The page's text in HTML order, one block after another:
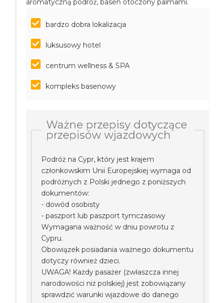
aromatyczną podróż, basen otoczony palmami.
bardzo dobra lokalizacja
luksusowy hotel
centrum wellness & SPA
kompleks basenowy
Ważne przepisy dotyczące
przepisów wjazdowych
Podróż na Cypr, który jest krajem
członkowskim Unii Europejskiej wymaga od
podróżnych z Polski jednego z poniższych
dokumentów:
- dowód osobisty
- paszport lub paszport tymczasowy
Wymagana ważność w dniu powrotu z
Cypru.
Obowiązek posiadania ważnego dokumentu
dotyczy również dzieci.
UWAGA! Każdy pasażer (zwłaszcza innej
narodowości niż polskiej) jest zobowiązany
sprawdzić warunki wjazdowe do danego